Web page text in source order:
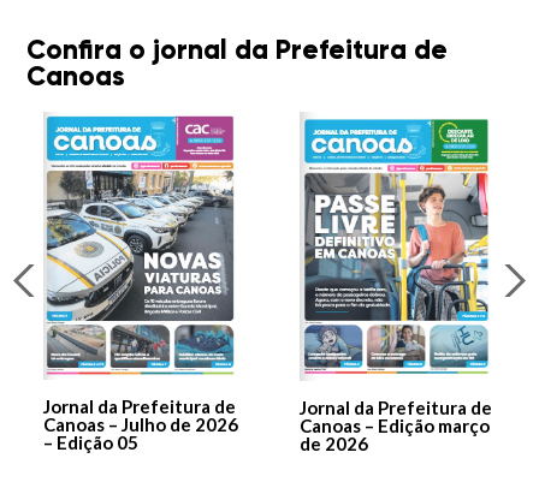
Confira o jornal da Prefeitura de
Canoas
Jornal da Prefeitura de
Canoas – Julho de 2026
– Edição 05
Jornal da Prefeitura de
Canoas – Edição março
de 2026